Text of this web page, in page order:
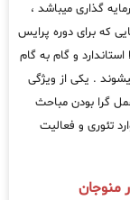
سرمایه گذاری میباشد ،
که برای دوره پرایس
و گام به گام
. یکی از ویژگی
گرا بودن مباحث
تئوری و فعالیت
منوجان